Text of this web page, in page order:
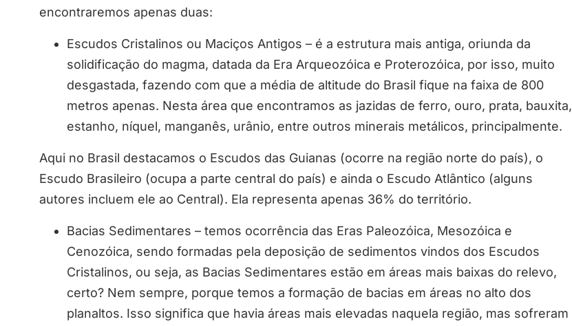
encontraremos apenas duas:
Escudos Cristalinos ou Maciços Antigos – é a estrutura mais antiga, oriunda da
solidificação do magma, datada da Era Arqueozóica e Proterozóica, por isso, muito
desgastada, fazendo com que a média de altitude do Brasil fique na faixa de 800
metros apenas. Nesta área que encontramos as jazidas de ferro, ouro, prata, bauxita,
estanho, níquel, manganês, urânio, entre outros minerais metálicos, principalmente.
Aqui no Brasil destacamos o Escudos das Guianas (ocorre na região norte do país), o
Escudo Brasileiro (ocupa a parte central do país) e ainda o Escudo Atlântico (alguns
autores incluem ele ao Central). Ela representa apenas 36% do território.
Bacias Sedimentares – temos ocorrência das Eras Paleozóica, Mesozóica e
Cenozóica, sendo formadas pela deposição de sedimentos vindos dos Escudos
Cristalinos, ou seja, as Bacias Sedimentares estão em áreas mais baixas do relevo,
certo? Nem sempre, porque temos a formação de bacias em áreas no alto dos
planaltos. Isso significa que havia áreas mais elevadas naquela região, mas sofreram